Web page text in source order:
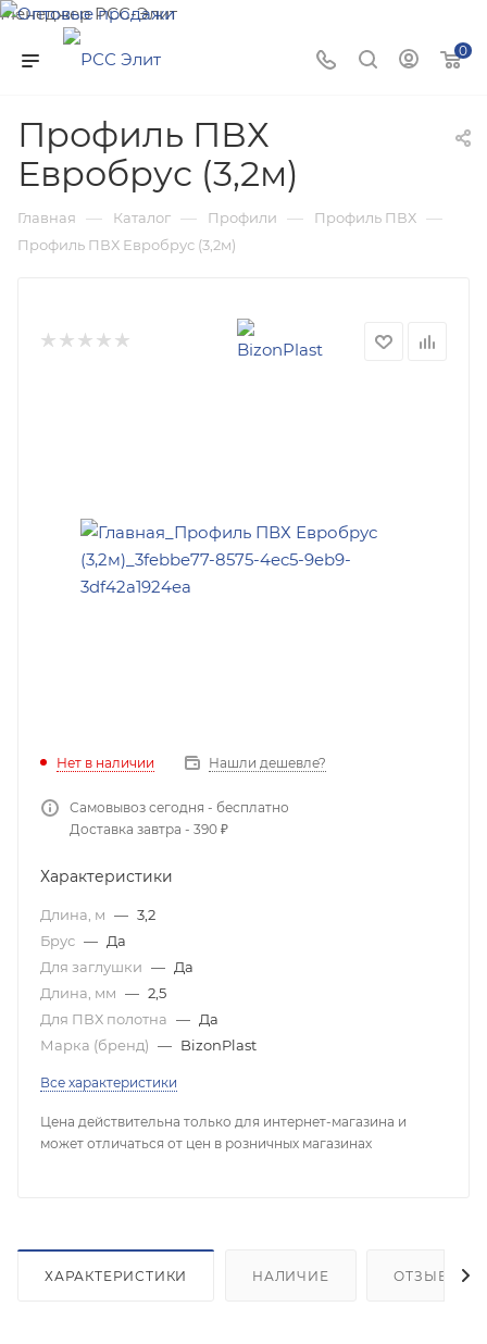
Менеджер РСС-Элит
Напишите нам и мы поможем подобрать товар именно
для Вас!
0
Профиль ПВХ
Евробрус (3,2м)
Главная — Каталог — Профили — Профиль ПВХ —
Профиль ПВХ Евробрус (3,2м)
Нет в наличии Нашли дешевле?
Самовывоз сегодня - бесплатно
Доставка завтра - 390 ₽
Характеристики
Длина, м — 3,2
Брус — Да
Для заглушки — Да
Длина, мм — 2,5
Для ПВХ полотна — Да
Марка (бренд) — BizonPlast
Все характеристики
Цена действительна только для интернет-магазина и
может отличаться от цен в розничных магазинах
ХАРАКТЕРИСТИКИ НАЛИЧИЕ ОТЗЫВЫ